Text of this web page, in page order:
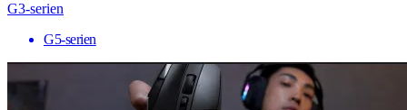
G3-serien
G5-serien